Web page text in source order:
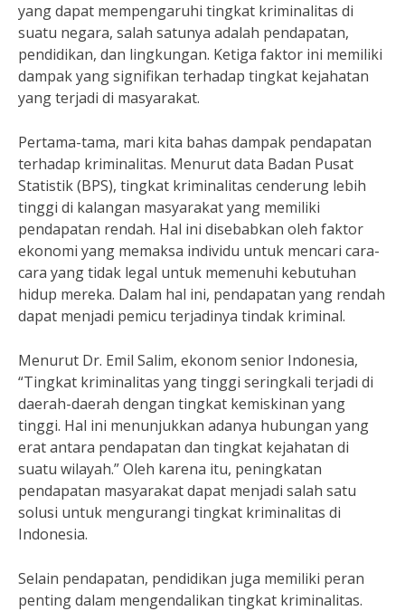
yang dapat mempengaruhi tingkat kriminalitas di
suatu negara, salah satunya adalah pendapatan,
pendidikan, dan lingkungan. Ketiga faktor ini memiliki
dampak yang signifikan terhadap tingkat kejahatan
yang terjadi di masyarakat.
Pertama-tama, mari kita bahas dampak pendapatan
terhadap kriminalitas. Menurut data Badan Pusat
Statistik (BPS), tingkat kriminalitas cenderung lebih
tinggi di kalangan masyarakat yang memiliki
pendapatan rendah. Hal ini disebabkan oleh faktor
ekonomi yang memaksa individu untuk mencari cara-
cara yang tidak legal untuk memenuhi kebutuhan
hidup mereka. Dalam hal ini, pendapatan yang rendah
dapat menjadi pemicu terjadinya tindak kriminal.
Menurut Dr. Emil Salim, ekonom senior Indonesia,
“Tingkat kriminalitas yang tinggi seringkali terjadi di
daerah-daerah dengan tingkat kemiskinan yang
tinggi. Hal ini menunjukkan adanya hubungan yang
erat antara pendapatan dan tingkat kejahatan di
suatu wilayah.” Oleh karena itu, peningkatan
pendapatan masyarakat dapat menjadi salah satu
solusi untuk mengurangi tingkat kriminalitas di
Indonesia.
Selain pendapatan, pendidikan juga memiliki peran
penting dalam mengendalikan tingkat kriminalitas.